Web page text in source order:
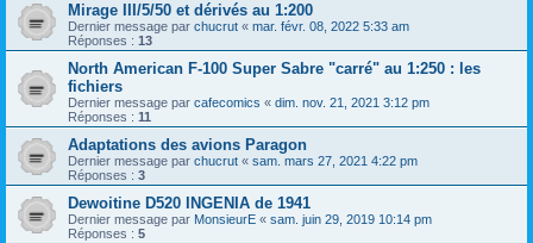
Mirage III/5/50 et dérivés au 1:200
Dernier message par chucrut « mar. févr. 08, 2022 5:33 am
Réponses : 13
North American F-100 Super Sabre "carré" au 1:250 : les
fichiers
Dernier message par cafecomics « dim. nov. 21, 2021 3:12 pm
Réponses : 11
Adaptations des avions Paragon
Dernier message par chucrut « sam. mars 27, 2021 4:22 pm
Réponses : 3
Dewoitine D520 INGENIA de 1941
Dernier message par MonsieurE « sam. juin 29, 2019 10:14 pm
Réponses : 5